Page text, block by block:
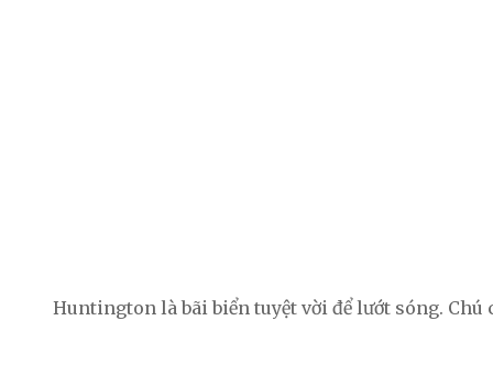
Huntington là bãi biển tuyệt vời để lướt sóng.